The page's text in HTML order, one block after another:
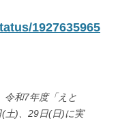
1927635965
令和7年度「えと
土)、29日(日)に実